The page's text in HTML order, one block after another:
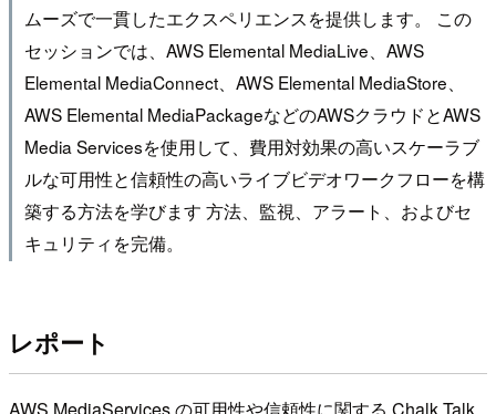
ムーズで一貫したエクスペリエンスを提供します。 この
セッションでは、AWS Elemental MediaLive、AWS
Elemental MediaConnect、AWS Elemental MediaStore、
AWS Elemental MediaPackageなどのAWSクラウドとAWS
Media Servicesを使用して、費用対効果の高いスケーラブ
ルな可用性と信頼性の高いライブビデオワークフローを構
築する方法を学びます 方法、監視、アラート、およびセ
キュリティを完備。
レポート